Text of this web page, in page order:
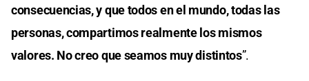
consecuencias, y que todos en el mundo, todas las
personas, compartimos realmente los mismos
valores. No creo que seamos muy distintos”.